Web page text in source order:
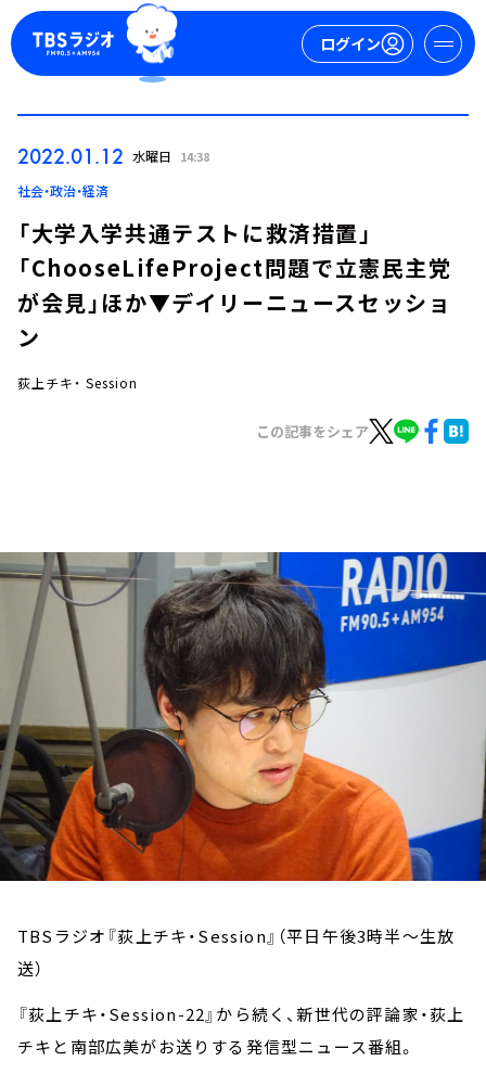
ログイン
今日の番組表
YouTube
会社情報
2022.01.12 水曜日 14:38
社会・政治・経済
「大学入学共通テストに救済措置」
「ChooseLifeProject問題で立憲民主党
が会見」ほか▼デイリーニュースセッショ
ン
荻上チキ・ Session
この記事をシェア
TBSラジオ『荻上チキ・Session』（平日午後3時半～生放
送）
『荻上チキ・Session-22』から続く、新世代の評論家・荻上
チキと南部広美がお送りする発信型ニュース番組。